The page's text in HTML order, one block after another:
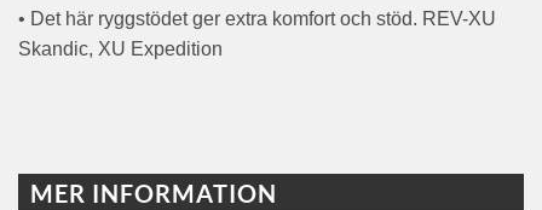
• Det här ryggstödet ger extra komfort och stöd. REV-XU
Skandic, XU Expedition
MER INFORMATION